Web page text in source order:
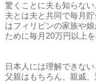
驚くことに夫も知らない
夫とは夫と共同で毎月
はフィリピンの家族や
ために毎月20万円以上を
日本人には理解できない
父親はもちろん、親戚